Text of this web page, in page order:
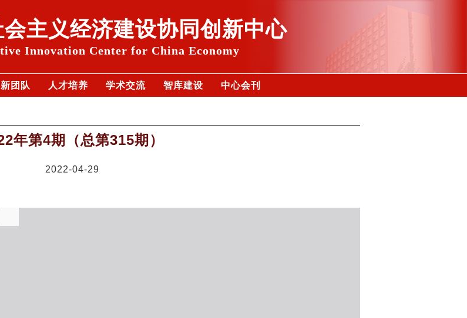
主义经济建设协同创新中心
Innovation Center for China Economy
团队 人才培养 学术交流 智库建设 中心会刊
年第4期（总第315期）
2022-04-29